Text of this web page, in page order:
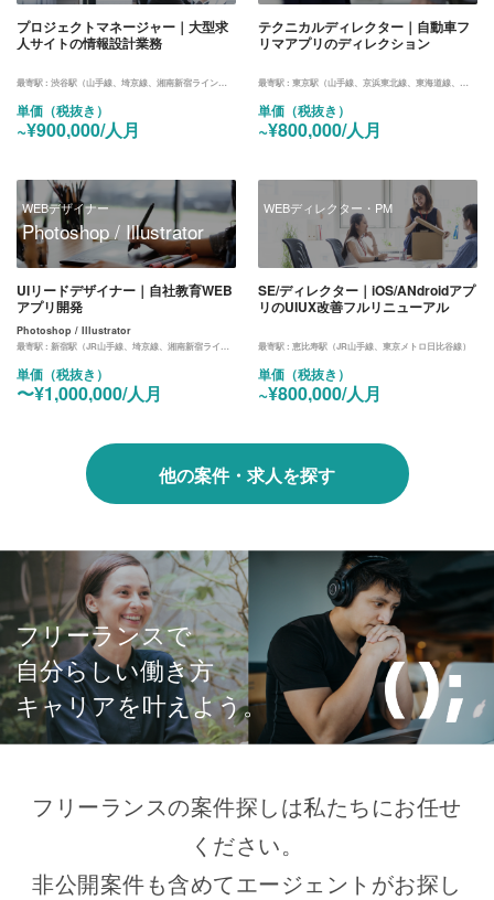
プロジェクトマネージャー｜大型求
人サイトの情報設計業務
最寄駅 : 渋谷駅（山手線、埼京線、湘南新宿ライン、東横線、田園都市線、銀座線、半蔵門線、副都心線）
単価（税抜き）
~¥900,000/人月
テクニカルディレクター｜自動車フ
リマアプリのディレクション
最寄駅 :東京駅（山手線、京浜東北線、東海道線、中央線、京葉線、丸ノ内線）
単価（税抜き）
~¥800,000/人月
WEBデザイナー
Photoshop / Illustrator
UIリードデザイナー｜自社教育WEB
アプリ開発
Photoshop / Illustrator
最寄駅 : 新宿駅（JR山手線、埼京線、湘南新宿ライン、中央線）、都庁前駅（大江戸線）
単価（税抜き）
〜¥1,000,000/人月
WEBディレクター・PM
SE/ディレクター｜iOS/ANdroidアプ
リのUIUX改善フルリニューアル
最寄駅 :恵比寿駅（JR山手線、東京メトロ日比谷線）
単価（税抜き）
~¥800,000/人月
他の案件・求人を探す
フリーランスで
自分らしい働き方
キャリアを叶えよう。
フリーランスの案件探しは私たちにお任せ
ください。
非公開案件も含めてエージェントがお探し